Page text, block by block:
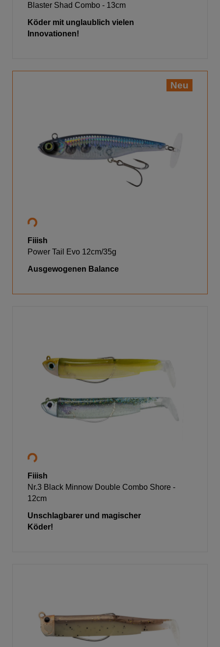
Blaster Shad Combo - 13cm
Köder mit unglaublich vielen
Innovationen!
Neu
Fiiish
Power Tail Evo 12cm/35g
Ausgewogenen Balance
Fiiish
Nr.3 Black Minnow Double Combo Shore -
12cm
Unschlagbarer und magischer
Köder!